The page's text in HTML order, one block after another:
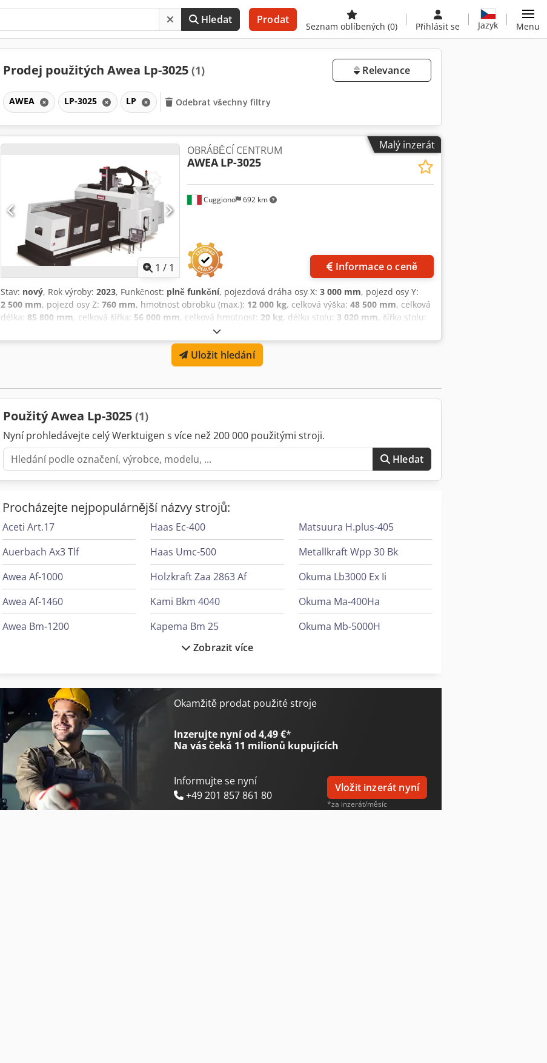
Hledat Prodat
Seznam oblíbených (0) Přihlásit se Jazyk Menu
Prodej použitých Awea Lp-3025 (1) Relevance
AWEA LP-3025 LP Odebrat všechny filtry
Malý inzerát
1 / 1
Cuggiono 692 km
OBRÁBĚCÍ CENTRUM
AWEA LP-3025
Informace o ceně
Stav: nový, Rok výroby: 2023, Funkčnost: plně funkční, pojezdová dráha osy X: 3 000 mm, pojezd osy Y:
2 500 mm, pojezd osy Z: 760 mm, hmotnost obrobku (max.): 12 000 kg, celková výška: 48 500 mm, celková
délka: 85 800 mm, celková šířka: 56 000 mm, celková hmotnost: 20 kg, délka stolu: 3 020 mm, šířka stolu:
, vzdálenost od středu stolu ke čelu vřetena:
osa X:20 m/min, rychloposuv osy Y:15 m/min, čelo vřetena:ISO 50, maximální otáčky vřetene:6 000
, průměr nástroje:127 mm
dokumentace / manuál, otáčky plynule nastavitelné, Vertikální portálové obráběcí centrum AWEA LP-
Uložit hledání
Použitý Awea Lp-3025 (1)
Nyní prohledávejte celý Werktuigen s více než 200 000 použitými stroji.
Hledat
Procházejte nejpopulárnější názvy strojů:
Aceti Art.17
Auerbach Ax3 Tlf
Awea Af-1000
Awea Af-1460
Awea Bm-1200
Exeron Edm 312 Mf 30
Exeron Edm 313 Mf 30
Haas Ec-400
Haas Umc-500
Holzkraft Zaa 2863 Af
Kami Bkm 4040
Kapema Bm 25
Knuth Kpb 30
Lissmac Sbm-L 1000 G1S2
Matsuura H.plus-405
Metallkraft Wpp 30 Bk
Okuma Lb3000 Ex Ii
Okuma Ma-400Ha
Okuma Mb-5000H
Zobrazit více
Okamžitě prodat použité stroje
Inzerujte nyní od 4,49 €*
Na vás čeká 11 milionů kupujících
Informujte se nyní
+49 201 857 861 80
Vložit inzerát nyní
*za inzerát/měsíc